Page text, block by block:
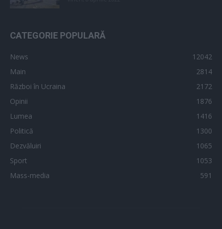
CATEGORIE POPULARĂ
News
12042
Main
2814
Război în Ucraina
2172
Opinii
1876
Lumea
1416
Politică
1300
Dezvăluiri
1065
Sport
1053
Mass-media
591